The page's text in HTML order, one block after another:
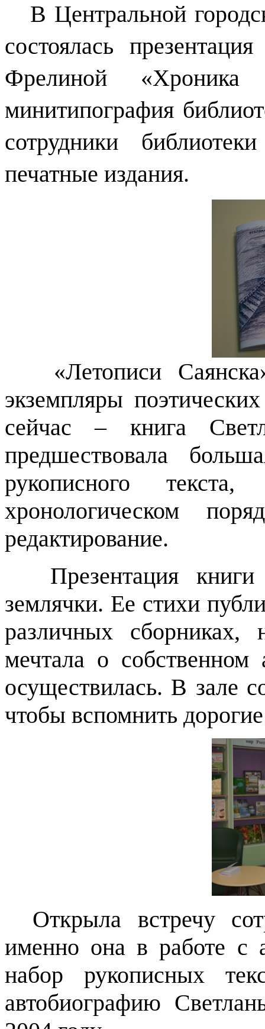
В Центральной
состоялась
Фрелиной
минитипография
сотрудники
печатные издания.
«Летописи
экземпляры
сейчас – книга
предшествовала
рукописного текста,
хронологическом
редактирование.
Презентация
землячки. Ее стихи
различных
мечтала о собственном
осуществилась. В зале
чтобы вспомнить
Открыла встречу
именно она в работе с
набор рукописных
автобиографию